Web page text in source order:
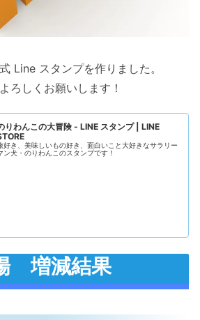
Line スタンプを作りました。
ろしくお願いします！
りわんこの大冒険 - LINE スタンプ | LINE
好き、美味しいもの好き、面白いこと大好きなサラリー
ン犬・のりわんこのスタンプです！
増減結果